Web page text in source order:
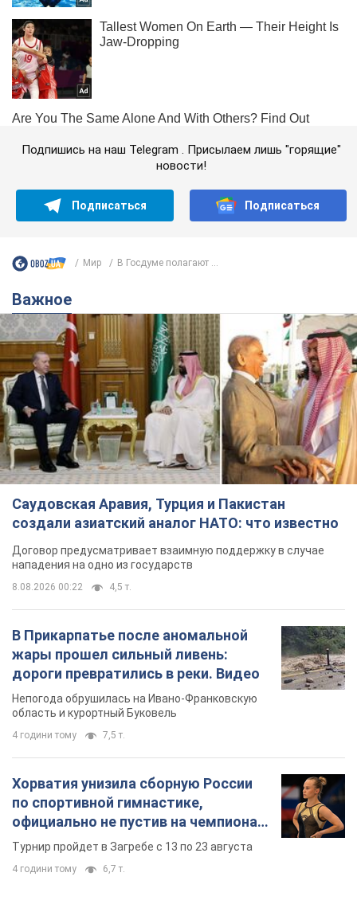
Подпишись на наш Telegram . Присылаем лишь "горящие"
новости!
Подписаться Подписаться
Мир В Госдуме полагают ...
Важное
Саудовская Аравия, Турция и Пакистан
создали азиатский аналог НАТО: что известно
Договор предусматривает взаимную поддержку в случае
нападения на одно из государств
8.08.2026 00:22 4,5 т.
В Прикарпатье после аномальной
жары прошел сильный ливень:
дороги превратились в реки. Видео
Непогода обрушилась на Ивано-Франковскую
область и курортный Буковель
4 години тому 7,5 т.
Хорватия унизила сборную России
по спортивной гимнастике,
официально не пустив на чемпионат
Европы основных спортсменов
Турнир пройдет в Загребе с 13 по 23 августа
4 години тому 6,7 т.